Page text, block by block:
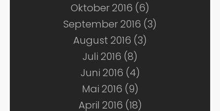
Oktober 2016 (6)
September 2016 (3)
August 2016 (3)
Juli 2016 (8)
Juni 2016 (4)
Mai 2016 (9)
April 2016 (18)